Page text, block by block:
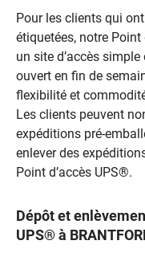
Pour les clients qui
étiquetées, notre Point
un site d’accès
ouvert en fin de
flexibilité et
Les clients peuvent
expéditions pré-
enlever des
Point d’accès UPS®.
Dépôt et
UPS® à